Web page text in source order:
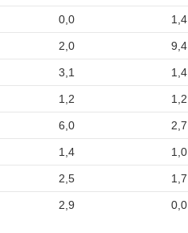
0,0 1,4
2,0 9,4
3,1 1,4
1,2 1,2
6,0 2,7
1,4 1,0
2,5 1,7
2,9 0,0